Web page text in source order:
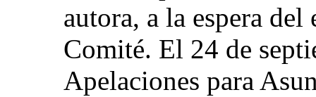
autora, a la espera del
Comité. El 24 de
Apelaciones para